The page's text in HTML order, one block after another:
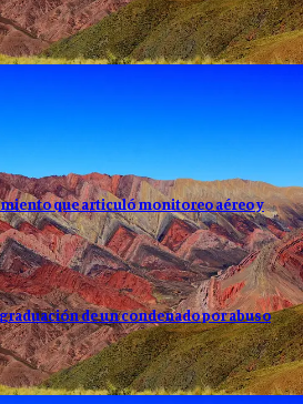
que articuló monitoreo aéreo y
de un condenado por abuso